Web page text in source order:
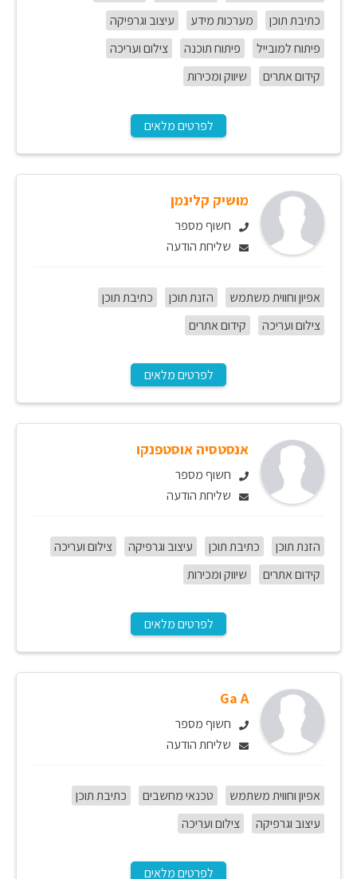
כתיבת תוכן
מערכות מידע
עיצוב וגרפיקה
פיתוח למובייל
פיתוח תוכנה
צילום ועריכה
קידום אתרים
שיווק ומכירות
לפרטים מלאים
מושיק קלינמן
חשוף מספר
שליחת הודעה
אפיון וחווית משתמש הזנת תוכן
כתיבת תוכן
צילום ועריכה
קידום אתרים
לפרטים מלאים
אנסטסיה אוסטפנקו
חשוף מספר
שליחת הודעה
הזנת תוכן כתיבת תוכן עיצוב וגרפיקה
צילום ועריכה
קידום אתרים
שיווק ומכירות
לפרטים מלאים
Ga A
חשוף מספר
שליחת הודעה
אפיון וחווית משתמש טכנאי מחשבים
כתיבת תוכן
עיצוב וגרפיקה
צילום ועריכה
לפרטים מלאים